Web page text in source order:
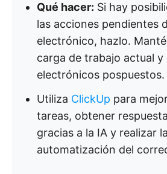
Qué hacer: Si hay
las acciones pendientes
electrónico, hazlo.
carga de trabajo actual
electrónicos pospuestos.
Utiliza ClickUp para
tareas, obtener
gracias a la IA y realizar la
automatización del